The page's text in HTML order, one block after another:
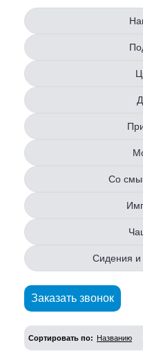
Со
Сидения
Заказать звонок
Сортировать по: Названию